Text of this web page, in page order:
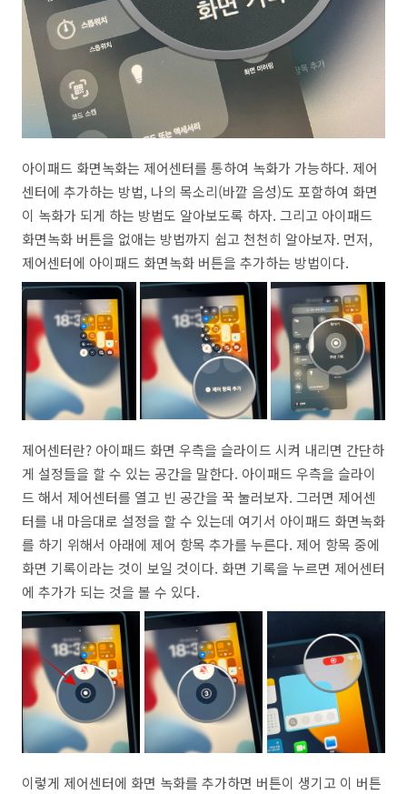
아이패드 화면녹화는 제어센터를 통하여 녹화가 가능하다. 제어
센터에 추가하는 방법, 나의 목소리(바깥 음성)도 포함하여 화면
이 녹화가 되게 하는 방법도 알아보도록 하자. 그리고 아이패드
화면녹화 버튼을 없애는 방법까지 쉽고 천천히 알아보자. 먼저,
제어센터에 아이패드 화면녹화 버튼을 추가하는 방법이다.
제어센터란? 아이패드 화면 우측을 슬라이드 시켜 내리면 간단하
게 설정들을 할 수 있는 공간을 말한다. 아이패드 우측을 슬라이
드 해서 제어센터를 열고 빈 공간을 꾹 눌러보자. 그러면 제어센
터를 내 마음대로 설정을 할 수 있는데 여기서 아이패드 화면녹화
를 하기 위해서 아래에 제어 항목 추가를 누른다. 제어 항목 중에
화면 기록이라는 것이 보일 것이다. 화면 기록을 누르면 제어센터
에 추가가 되는 것을 볼 수 있다.
이렇게 제어센터에 화면 녹화를 추가하면 버튼이 생기고 이 버튼